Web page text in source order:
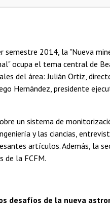
semestre 2014, la "Nueva
ocupa el tema central de
del área: Julián Ortiz,
Hernández, presidente
un sistema de
y las ciancias,
artículos. Además, la
de la FCFM.
desafíos de la nueva